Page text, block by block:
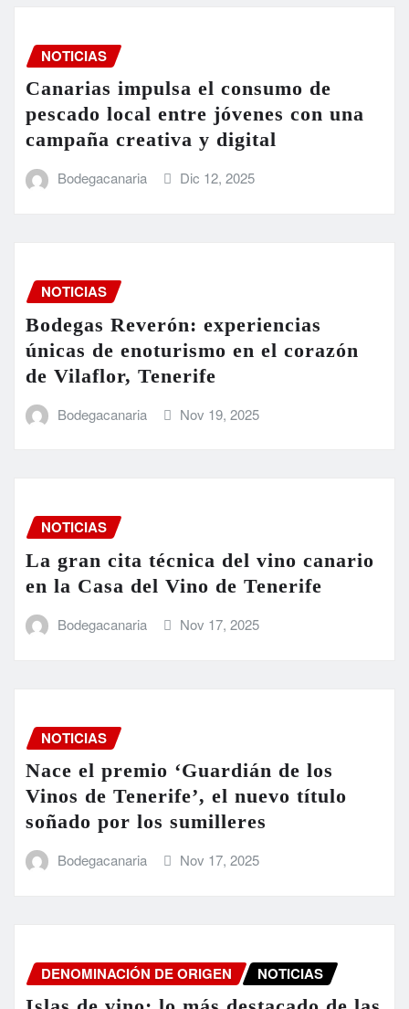
NOTICIAS
Canarias impulsa el consumo de
pescado local entre jóvenes con una
campaña creativa y digital
Bodegacanaria Dic 12, 2025
NOTICIAS
Bodegas Reverón: experiencias
únicas de enoturismo en el corazón
de Vilaflor, Tenerife
Bodegacanaria Nov 19, 2025
NOTICIAS
La gran cita técnica del vino canario
en la Casa del Vino de Tenerife
Bodegacanaria Nov 17, 2025
NOTICIAS
Nace el premio ‘Guardián de los
Vinos de Tenerife’, el nuevo título
soñado por los sumilleres
Bodegacanaria Nov 17, 2025
DENOMINACIÓN DE ORIGEN NOTICIAS